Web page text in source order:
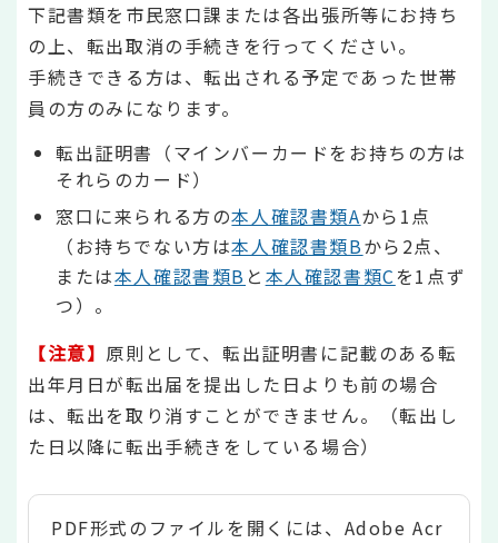
下記書類を市民窓口課または各出張所等にお持ち
の上、転出取消の手続きを行ってください。
手続きできる方は、転出される予定であった世帯
員の方のみになります。
転出証明書（マインバーカードをお持ちの方は
それらのカード）
窓口に来られる方の本人確認書類Aから1点
（お持ちでない方は本人確認書類Bから2点、
または本人確認書類B と 本人確認書類Cを1点ず
つ）。
【注意】 原則として、転出証明書に記載のある転
出年月日が転出届を提出した日よりも前の場合
は、転出を取り消すことができません。（転出し
た日以降に転出手続きをしている場合）
PDF形式のファイルを開くには、Adobe Acr